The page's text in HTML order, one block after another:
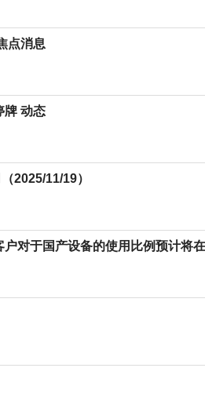
点消息
牌 动态
2025/11/19）
对于国产设备的使用比例预计将